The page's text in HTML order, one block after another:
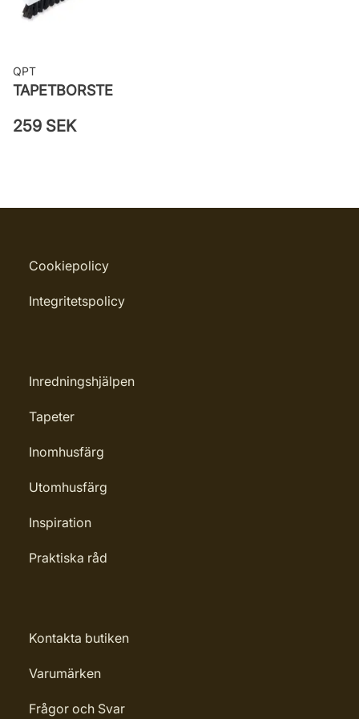
QPT
TAPETBORSTE
259 SEK
Cookiepolicy
Integritetspolicy
Inredningshjälpen
Tapeter
Inomhusfärg
Utomhusfärg
Inspiration
Praktiska råd
Kontakta butiken
Varumärken
Frågor och Svar